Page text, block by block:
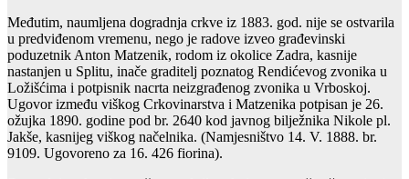
Međutim, naumljena dogradnja crkve iz 1883. god. nije se ostvarila
u predviđenom vremenu, nego je radove izveo građevinski
poduzetnik Anton Matzenik, rodom iz okolice Zadra, kasnije
nastanjen u Splitu, inače graditelj poznatog Rendićevog zvonika u
Ložišćima i potpisnik nacrta neizgrađenog zvonika u Vrboskoj.
Ugovor između viškog Crkovinarstva i Matzenika potpisan je 26.
ožujka 1890. godine pod br. 2640 kod javnog bilježnika Nikole pl.
Jakše, kasnijeg viškog načelnika. (Namjesništvo 14. V. 1888. br.
9109. Ugovoreno za 16. 426 fiorina).